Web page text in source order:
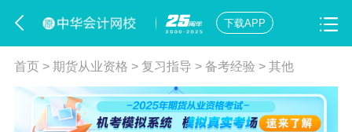
下载APP
首页> 期货从业资格 > 复习指导 > 备考经验 > 其他